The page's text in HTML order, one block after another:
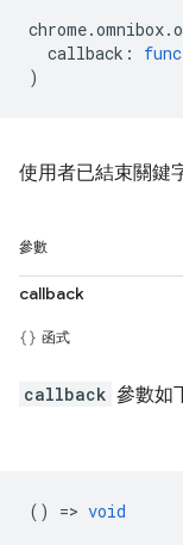
chrome.omnibox.
callback :
)
使用者已結束關鍵
參數
callback
函式
callback 參數如
() => void